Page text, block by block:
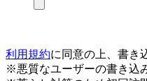
利用規約に同意の上、書き
※悪質なユーザーの書き込